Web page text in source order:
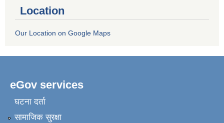
Location
Our Location on Google Maps
eGov services
घटना दर्ता
सामाजिक सुरक्षा